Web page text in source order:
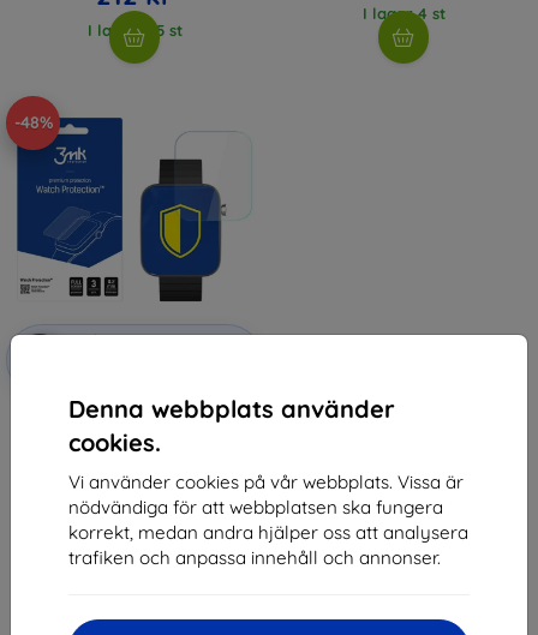
Denna webbplats använder
cookies.
Vi använder cookies på vår webbplats. Vissa är
nödvändiga för att webbplatsen ska fungera
korrekt, medan andra hjälper oss att analysera
trafiken och anpassa innehåll och annonser.
I lager > 5 st
I lager 4 st
-48%
Rabatt
3MK Folia ARC Watch Bemi CID
Fullscreen Foil (5903108495288)
172 kr
89 kr
Sista varan i lager